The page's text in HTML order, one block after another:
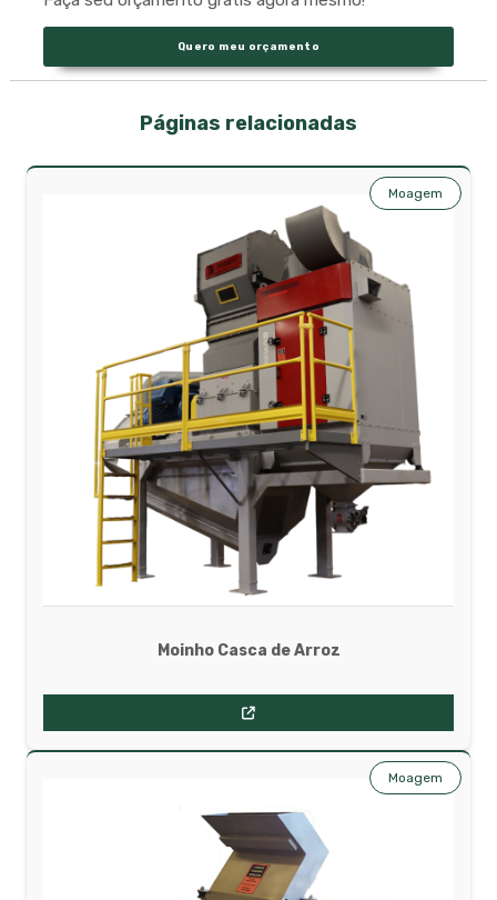
Quero meu orçamento
Páginas relacionadas
Moinho Casca de Arroz
Moagem
Moagem